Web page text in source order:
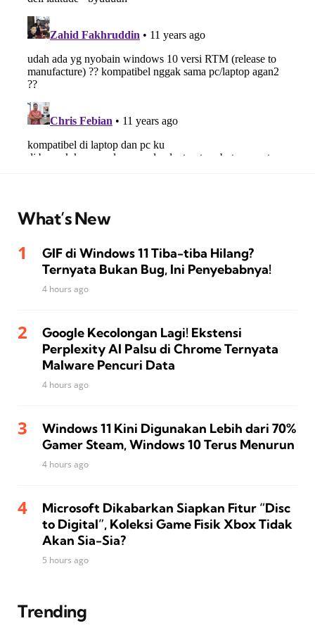
What’s New
GIF di Windows 11 Tiba-tiba Hilang?
Ternyata Bukan Bug, Ini Penyebabnya!
4 hours ago
Google Kecolongan Lagi! Ekstensi
Perplexity AI Palsu di Chrome Ternyata
Malware Pencuri Data
4 hours ago
Windows 11 Kini Digunakan Lebih dari 70%
Gamer Steam, Windows 10 Terus Menurun
4 hours ago
Microsoft Dikabarkan Siapkan Fitur “Disc
to Digital”, Koleksi Game Fisik Xbox Tidak
Akan Sia-Sia?
5 hours ago
Trending